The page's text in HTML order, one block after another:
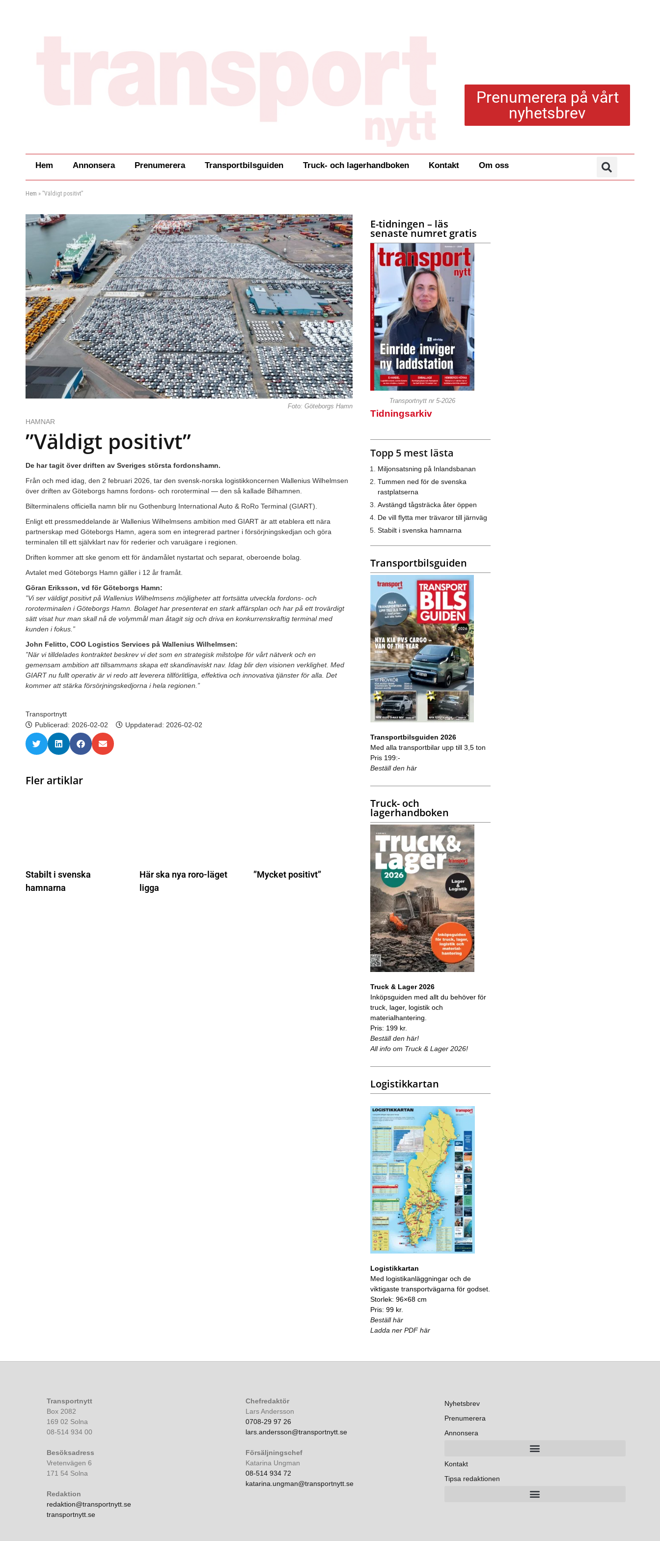
Prenumerera på vårt
nyhetsbrev
Hem Annonsera Prenumerera Transportbilsguiden Truck- och lagerhandboken Kontakt Om oss
Hem » ”Väldigt positivt”
Foto: Göteborgs Hamn
HAMNAR
”Väldigt positivt”
De har tagit över driften av Sveriges största fordonshamn.
Från och med idag, den 2 februari 2026, tar den svensk-norska logistikkoncernen Wallenius Wilhelmsen
över driften av Göteborgs hamns fordons- och roroterminal — den så kallade Bilhamnen.
Bilterminalens officiella namn blir nu Gothenburg International Auto & RoRo Terminal (GIART).
Enligt ett pressmeddelande är Wallenius Wilhelmsens ambition med GIART är att etablera ett nära
partnerskap med Göteborgs Hamn, agera som en integrerad partner i försörjningskedjan och göra
terminalen till ett självklart nav för rederier och varuägare i regionen.
Driften kommer att ske genom ett för ändamålet nystartat och separat, oberoende bolag.
Avtalet med Göteborgs Hamn gäller i 12 år framåt.
Göran Eriksson, vd för Göteborgs Hamn:
”Vi ser väldigt positivt på Wallenius Wilhelmsens möjligheter att fortsätta utveckla fordons- och
roroterminalen i Göteborgs Hamn. Bolaget har presenterat en stark affärsplan och har på ett trovärdigt
sätt visat hur man skall nå de volymmål man åtagit sig och driva en konkurrenskraftig terminal med
kunden i fokus.”
John Felitto, COO Logistics Services på Wallenius Wilhelmsen:
”När vi tilldelades kontraktet beskrev vi det som en strategisk milstolpe för vårt nätverk och en
gemensam ambition att tillsammans skapa ett skandinaviskt nav. Idag blir den visionen verklighet. Med
GIART nu fullt operativ är vi redo att leverera tillförlitliga, effektiva och innovativa tjänster för alla. Det
kommer att stärka försörjningskedjorna i hela regionen.”
Transportnytt
Publicerad: 2026-02-02 Uppdaterad: 2026-02-02
Fler artiklar
Stabilt i svenska
hamnarna
Här ska nya roro-läget
ligga
”Mycket positivt”
E-tidningen – läs
senaste numret gratis
Transportnytt nr 5-2026
Tidningsarkiv
Topp 5 mest lästa
Miljonsatsning på Inlandsbanan
Tummen ned för de svenska
rastplatserna
Avstängd tågsträcka åter öppen
De vill flytta mer trävaror till järnväg
Stabilt i svenska hamnarna
Transportbilsguiden
Transportbilsguiden 2026
Med alla transportbilar upp till 3,5 ton
Pris 199:-
Beställ den här
Truck- och
lagerhandboken
Truck & Lager 2026
Inköpsguiden med allt du behöver för
truck, lager, logistik och
materialhantering.
Pris: 199 kr.
Beställ den här!
All info om Truck & Lager 2026!
Logistikkartan
Logistikkartan
Med logistikanläggningar och de
viktigaste transportvägarna för godset.
Storlek: 96×68 cm
Pris: 99 kr.
Beställ här
Ladda ner PDF här
Transportnytt
Box 2082
169 02 Solna
08-514 934 00
Besöksadress
Vretenvägen 6
171 54 Solna
Redaktion
redaktion@transportnytt.se
transportnytt.se
Chefredaktör
Lars Andersson
0708-29 97 26
lars.andersson@transportnytt.se
Försäljningschef
Katarina Ungman
08-514 934 72
katarina.ungman@transportnytt.se
Nyhetsbrev
Prenumerera
Annonsera
Kontakt
Tipsa redaktionen